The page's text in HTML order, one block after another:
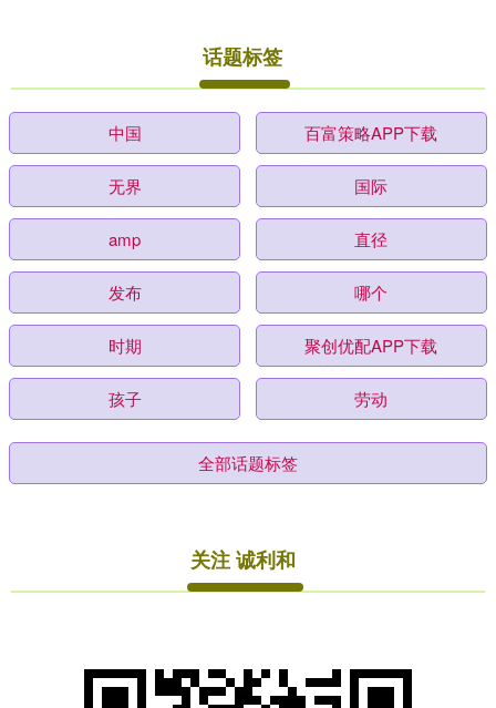
话题标签
中国 百富策略APP下载
无界 国际
amp 直径
发布 哪个
时期 聚创优配APP下载
孩子 劳动
全部话题标签
关注 诚利和